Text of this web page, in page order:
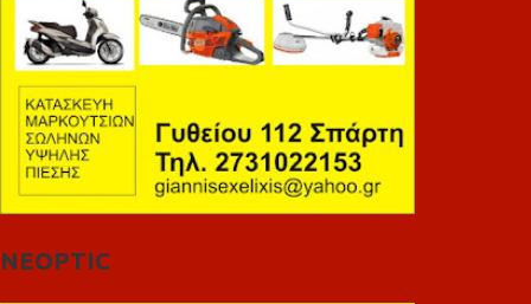
NEOPTIC